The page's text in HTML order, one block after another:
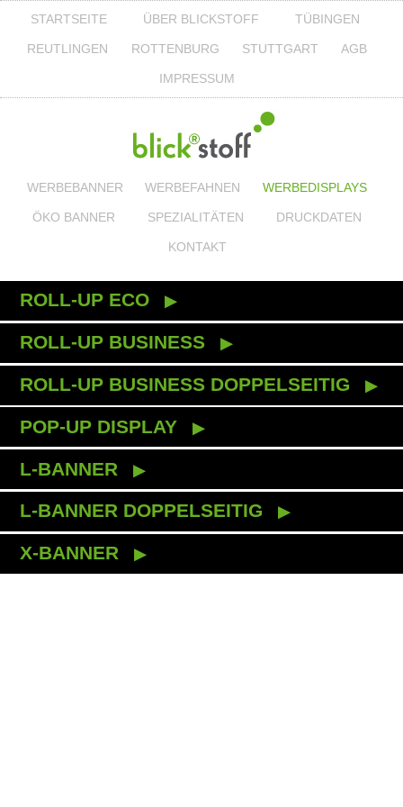
STARTSEITE ÜBER BLICKSTOFF TÜBINGEN
REUTLINGEN ROTTENBURG STUTTGART AGB
IMPRESSUM
WERBEBANNER WERBEFAHNEN WERBEDISPLAYS
ÖKO BANNER SPEZIALITÄTEN DRUCKDATEN
KONTAKT
ROLL-UP ECO
ROLL-UP BUSINESS
ROLL-UP BUSINESS DOPPELSEITIG
POP-UP DISPLAY
L-BANNER
L-BANNER DOPPELSEITIG
X-BANNER